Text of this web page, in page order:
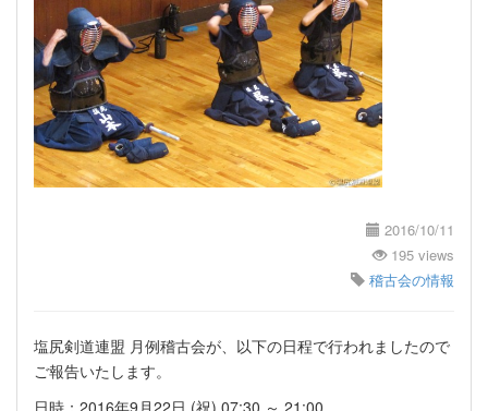
2016/10/11
195 views
稽古会の情報
塩尻剣道連盟 月例稽古会が、以下の日程で行われましたので
ご報告いたします。
日時：2016年9月22日 (祝) 07:30 ～ 21:00